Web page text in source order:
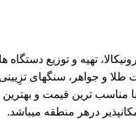
تهیه و توزیع دستگاه
و جواهر، سنگهای تزِیینی
مناسب ترین قیمت و
درهر منطقه میباشد.